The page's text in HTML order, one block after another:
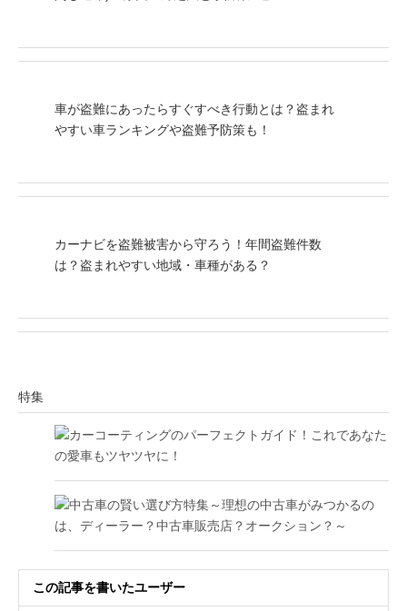
車が盗難にあったらすぐすべき行動とは？盗まれ
やすい車ランキングや盗難予防策も！
カーナビを盗難被害から守ろう！年間盗難件数
は？盗まれやすい地域・車種がある？
特集
この記事を書いたユーザー